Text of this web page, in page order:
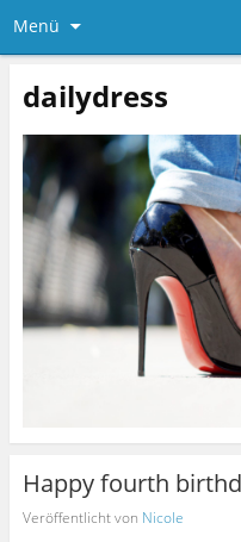
Menü
dailydress
Happy fourth
Veröffentlicht von Nicole